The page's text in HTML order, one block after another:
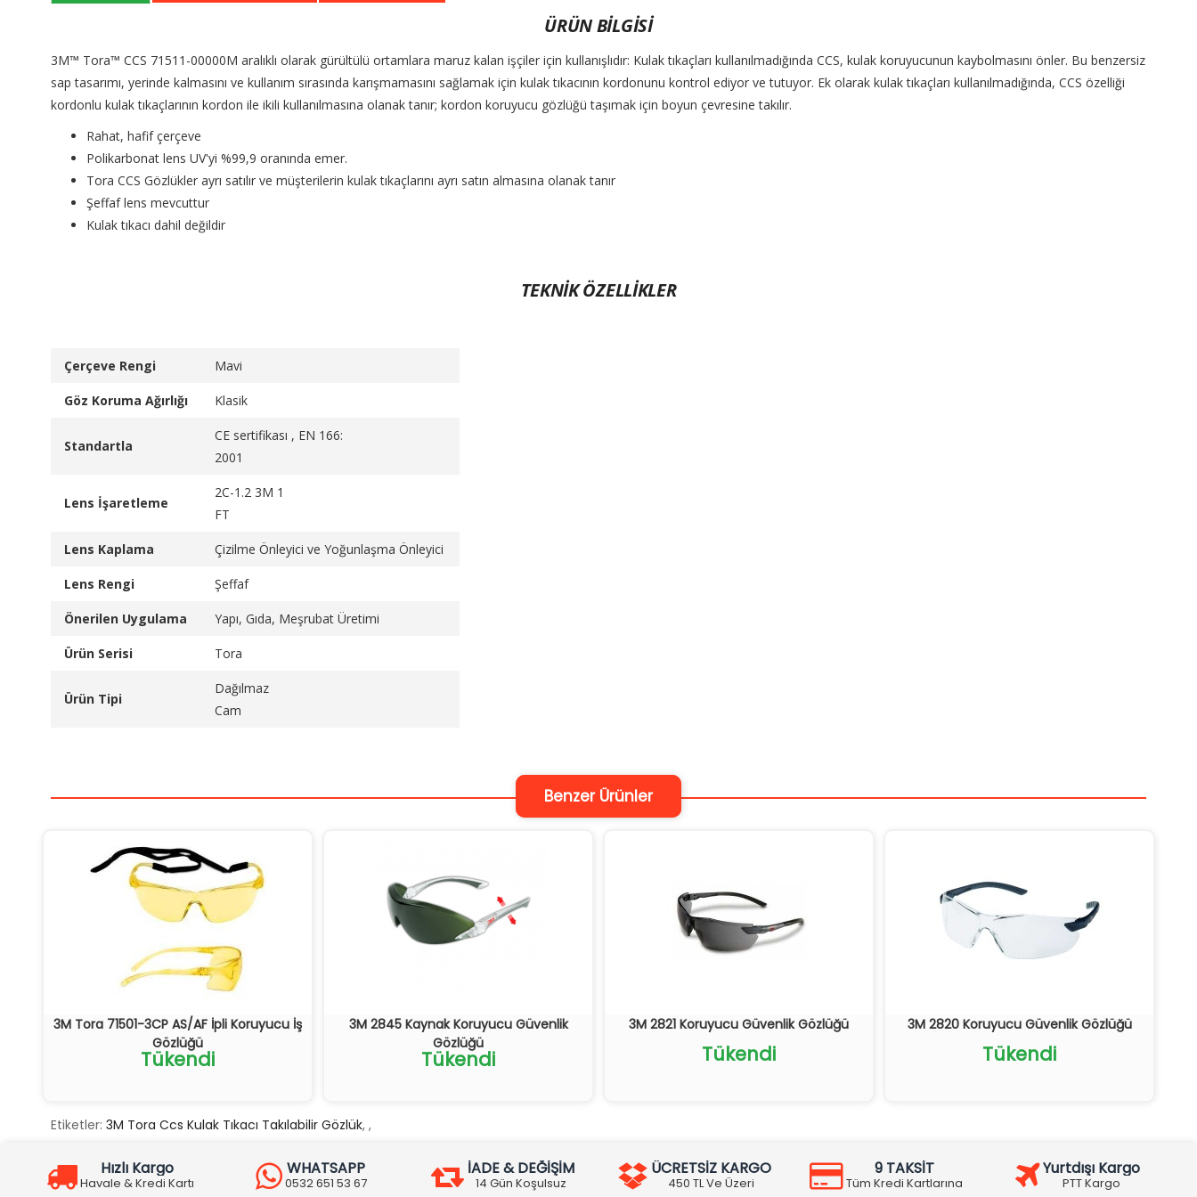
ÜRÜN BİLGİSİ
3M™ Tora™ CCS 71511-00000M aralıklı olarak gürültülü ortamlara maruz kalan işçiler için kullanışlıdır: Kulak tıkaçları kullanılmadığında CCS, kulak koruyucunun kaybolmasını önler. Bu benzersiz
sap tasarımı, yerinde kalmasını ve kullanım sırasında karışmamasını sağlamak için kulak tıkacının kordonunu kontrol ediyor ve tutuyor. Ek olarak kulak tıkaçları kullanılmadığında, CCS özelliği
kordonlu kulak tıkaçlarının kordon ile ikili kullanılmasına olanak tanır; kordon koruyucu gözlüğü taşımak için boyun çevresine takılır.
Rahat, hafif çerçeve
Polikarbonat lens UV'yi %99,9 oranında emer.
Tora CCS Gözlükler ayrı satılır ve müşterilerin kulak tıkaçlarını ayrı satın almasına olanak tanır
Şeffaf lens mevcuttur
Kulak tıkacı dahil değildir
TEKNİK ÖZELLİKLER
Çerçeve Rengi Mavi
Göz Koruma Ağırlığı Klasik
Standartla
CE sertifikası , EN 166:
2001
Lens İşaretleme
2C-1.2 3M 1
FT
Lens Kaplama Çizilme Önleyici ve Yoğunlaşma Önleyici
Lens Rengi Şeffaf
Önerilen Uygulama Yapı, Gıda, Meşrubat Üretimi
Ürün Serisi Tora
Ürün Tipi
Dağılmaz
Cam
Benzer Ürünler
3M Tora 71501-3CP AS/AF İpli Koruyucu İş
Gözlüğü
Tükendi
3M 2845 Kaynak Koruyucu Güvenlik
Gözlüğü
Tükendi
3M 2821 Koruyucu Güvenlik Gözlüğü
Tükendi
3M 2820 Koruyucu Güvenlik Gözlüğü
Tükendi
Etiketler: 3M Tora Ccs Kulak Tıkacı Takılabilir Gözlük, ,
Hızlı Kargo
Havale & Kredi Kartı
WHATSAPP
0532 651 53 67
İADE & DEĞİŞİM
14 Gün Koşulsuz
ÜCRETSİZ KARGO
450 TL Ve Üzeri
9 TAKSİT
Tüm Kredi Kartlarına
Yurtdışı Kargo
PTT Kargo